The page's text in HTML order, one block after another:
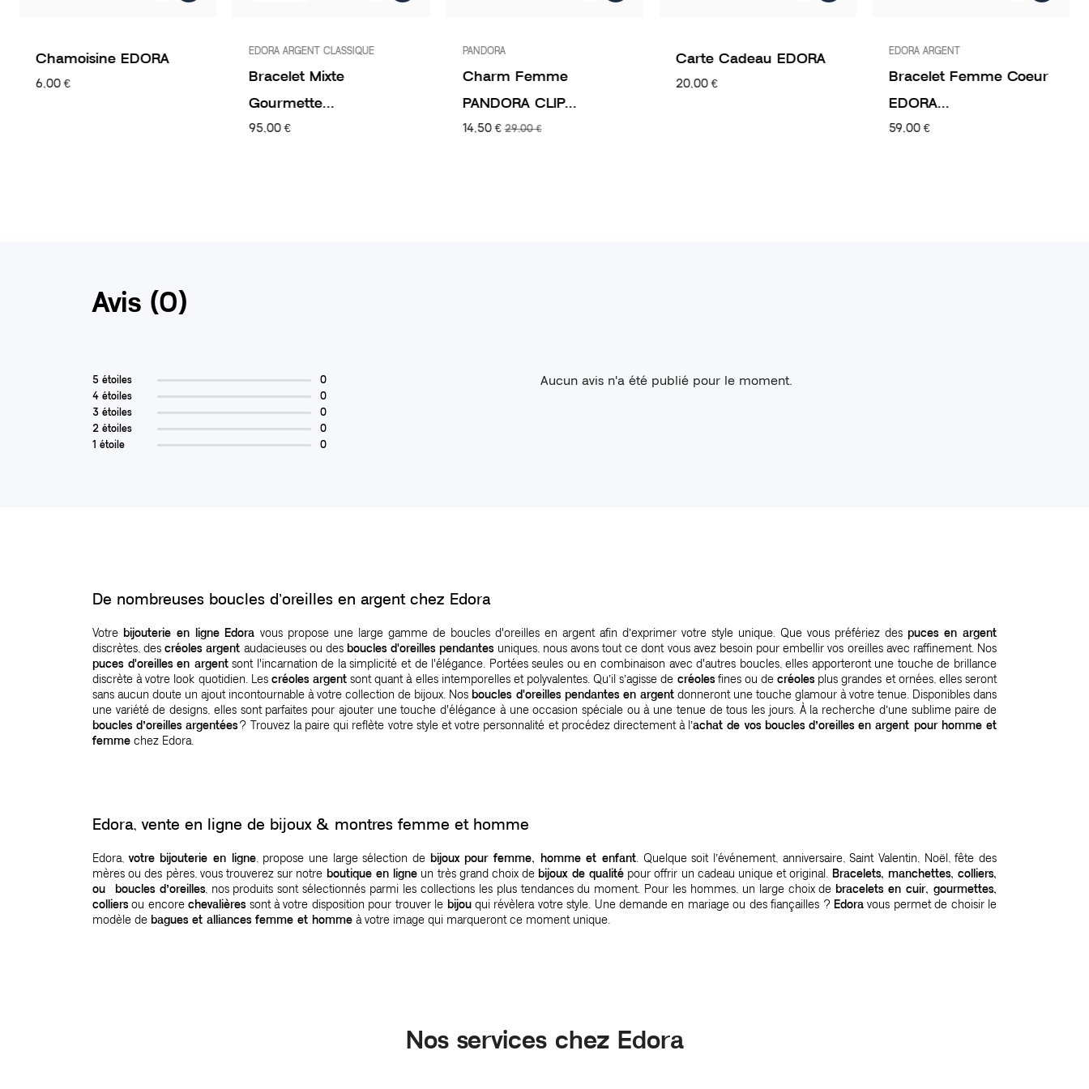
Chamoisine EDORA
6,00 €
EDORA ARGENT CLASSIQUE
Bracelet Mixte
Gourmette...
95,00 €
PANDORA
Charm Femme
PANDORA CLIP...
14,50 €29,00 €
Carte Cadeau EDORA
20,00 €
EDORA ARGENT
Bracelet Femme Coeur
EDORA...
59,00 €
Avis (0)
5 étoiles
0
4 étoiles
0
3 étoiles
0
2 étoiles
0
1 étoile
0
Aucun avis n'a été publié pour le moment.
De nombreuses boucles d’oreilles en argent chez Edora
Votre bijouterie en ligne Edora vous propose une large gamme de boucles d'oreilles en argent afin d’exprimer votre style unique. Que vous préfériez des puces en argent
discrètes, descréoles argent audacieuses ou des boucles d'oreilles pendantesuniques, nous avons tout ce dont vous avez besoin pour embellir vos oreilles avec raffinement. Nos
puces d'oreilles en argentsont l'incarnation de la simplicité et de l'élégance. Portées seules ou en combinaison avec d'autres boucles, elles apporteront une touche de brillance
discrète à votre look quotidien. Les créoles argent sont quant à elles intemporelles et polyvalentes. Qu’il s’agisse de créolesfines ou decréolesplus grandes et ornées, elles seront
sans aucun doute un ajout incontournable à votre collection de bijoux. Nos boucles d'oreilles pendantes en argentdonneront une touche glamour à votre tenue. Disponibles dans
une variété de designs, elles sont parfaites pour ajouter une touche d'élégance à une occasion spéciale ou à une tenue de tous les jours. À la recherche d’une sublime paire de
boucles d’oreilles argentées? Trouvez la paire qui reflète votre style et votre personnalité et procédez directement à l’achat de vos boucles d’oreilles en argent pour homme et
femme chez Edora.
Edora, vente en ligne de bijoux & montres femme et homme
Edora,votre bijouterie en ligne, propose une large sélection de bijoux pour femme, homme et enfant. Quelque soit l’événement, anniversaire, Saint Valentin, Noël, fête des
mères ou des pères, vous trouverez sur notre boutique en ligne un très grand choix de bijoux de qualitépour offrir un cadeau unique et original. Bracelets, manchettes, colliers,
ou boucles d’oreilles, nos produits sont sélectionnés parmi les collections les plus tendances du moment. Pour les hommes, un large choix de bracelets en cuir, gourmettes,
colliersou encorechevalièressont à votre disposition pour trouver le bijouqui révèlera votre style. Une demande en mariage ou des fiançailles ? Edoravous permet de choisir le
modèle de bagues et alliances femme et homme à votre image qui marqueront ce moment unique.
Nos services chez Edora